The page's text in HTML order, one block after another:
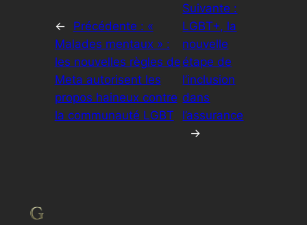
← Précédente : «
Malades mentaux » :
les nouvelles règles de
Meta autorisent les
propos haineux contre
la communauté LGBT
Suivante :
LGBT+, la
nouvelle
étape de
l’inclusion
dans
l’assurance
→